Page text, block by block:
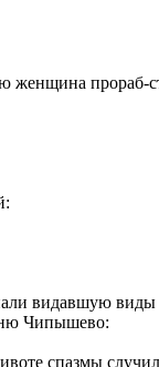
видавшую
Чипышево: